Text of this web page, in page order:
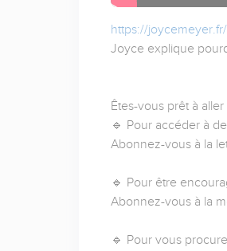
https://joycemeyer.fr/
Joyce explique
Êtes-vous prêt à
🔹 Pour accéder à
Abonnez-vous à la
🔹 Pour être
Abonnez-vous à la
🔹 Pour vous